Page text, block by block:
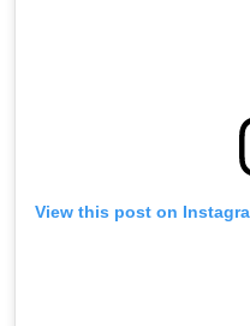
View this post on